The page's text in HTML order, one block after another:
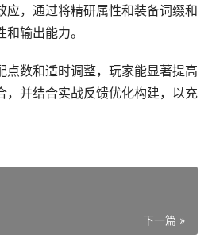
，通过将精研属性和装备词缀和
输出能力。
数和适时调整，玩家能显著提高
，并结合实战反馈优化构建，以充
下一篇 »